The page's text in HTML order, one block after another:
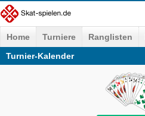
Home Turniere Ranglisten
Turnier-Kalender